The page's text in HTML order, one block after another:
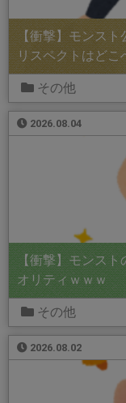
【衝撃】モンス
リスペクトはどこ
その他
2026.08.04
【衝撃】モンス
オリティｗｗｗ
その他
2026.08.02